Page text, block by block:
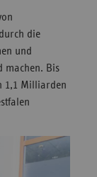
die
und
machen. Bis
1,1 Milliarden